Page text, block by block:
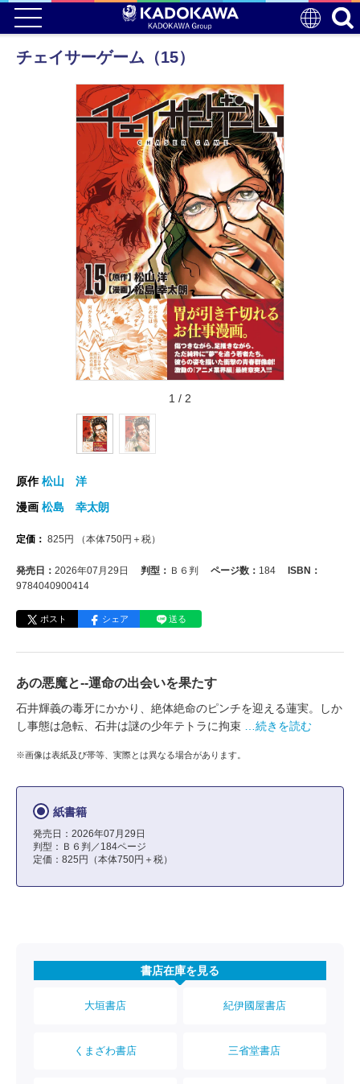
チェイサーゲーム（15）
1 / 2
原作松山 洋
漫画 松島 幸太朗
定価： 825 円 （本体750円＋税）
発売日： 2026年07月29日 判型： Ｂ６判 ページ数： 184
ISBN：
9784040900414
ポスト シェア 送る
あの悪魔と--運命の出会いを果たす
石井輝義の毒牙にかかり、絶体絶命のピンチを迎える蓮実。しか
し事態は急転、石井は謎の少年テトラに拘束
…続きを読む
※画像は表紙及び帯等、実際とは異なる場合があります。
紙書籍
発売日：2026年07月29日
判型：Ｂ６判／184ページ
定価：825円（本体750円＋税）
書店在庫を見る
大垣書店 紀伊國屋書店
くまざわ書店 三省堂書店